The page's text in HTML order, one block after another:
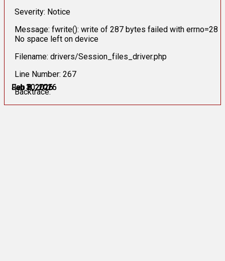
Jan 30, 2026
Jan 30, 2026
Feb 2, 2026
Feb 6, 2026
Feb 8, 2026
Feb 8, 2026
Severity: Notice
Message: fwrite(): write of 287 bytes failed with errno=28
No space left on device
Filename: drivers/Session_files_driver.php
Line Number: 267
Backtrace: